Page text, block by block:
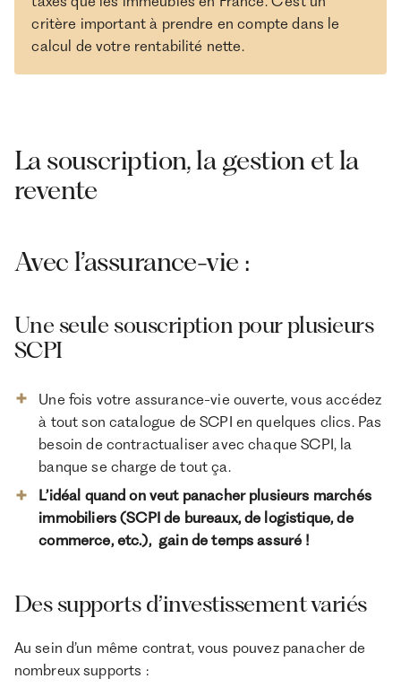
critère important à prendre en compte dans le
calcul de votre rentabilité nette.
La souscription, la gestion et la
revente
Avec l’assurance-vie :
Une seule souscription pour plusieurs
SCPI
Une fois votre assurance-vie ouverte, vous accédez
à tout son catalogue de SCPI en quelques clics. Pas
besoin de contractualiser avec chaque SCPI, la
banque se charge de tout ça.
L’idéal quand on veut panacher plusieurs marchés
immobiliers (SCPI de bureaux, de logistique, de
commerce, etc.), gain de temps assuré !
Des supports d’investissement variés
Au sein d’un même contrat, vous pouvez panacher de
nombreux supports :